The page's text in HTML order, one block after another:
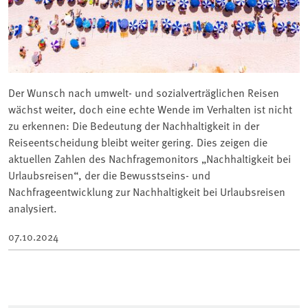
Der Wunsch nach umwelt- und sozialverträglichen Reisen
wächst weiter, doch eine echte Wende im Verhalten ist nicht
zu erkennen: Die Bedeutung der Nachhaltigkeit in der
Reiseentscheidung bleibt weiter gering. Dies zeigen die
aktuellen Zahlen des Nachfragemonitors „Nachhaltigkeit bei
Urlaubsreisen“, der die Bewusstseins- und
Nachfrageentwicklung zur Nachhaltigkeit bei Urlaubsreisen
analysiert.
07.10.2024